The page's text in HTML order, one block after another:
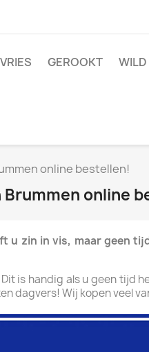
GEROOKT WILD
online bestellen!
online
u zin in vis, maar geen
is handig als u geen tijd
dagvers! Wij kopen veel